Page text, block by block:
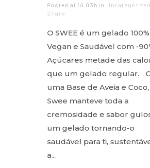
Posted at 16:03h in Uncategorized
Share
O SWEE é um gelado 100%
Vegan e Saudável com -
Açúcares metade das
que um gelado regular.
uma Base de Aveia e Coco,
Swee manteve toda a
cremosidade e sabor
um gelado tornando-o
saudável para ti,
a...